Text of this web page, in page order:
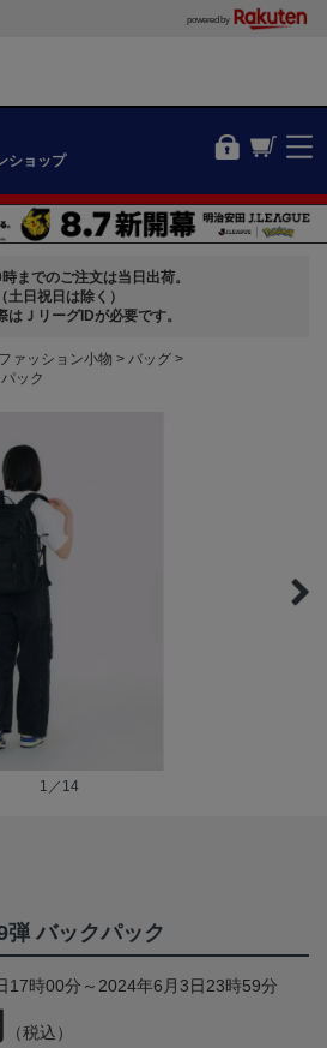
powered by
ショップ
までのご注文は当日出荷。
（土日祝日は除く）
はＪリーグIDが必要です。
ァッション小物
バッグ
ック
1／14
バックパック
17時00分～2024年6月3日23時59分
（税込）